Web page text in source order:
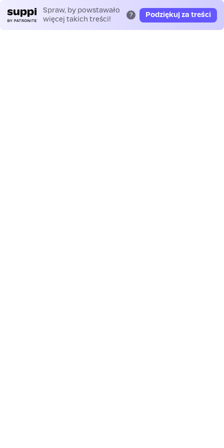
Spraw, by powstawało
więcej takich treści!
? Podziękuj za treści